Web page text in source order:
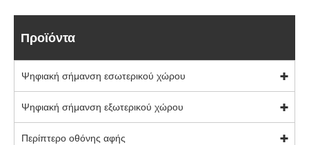
Προϊόντα
Ψηφιακή σήμανση εσωτερικού χώρου
Ψηφιακή σήμανση εξωτερικού χώρου
Περίπτερο οθόνης αφής